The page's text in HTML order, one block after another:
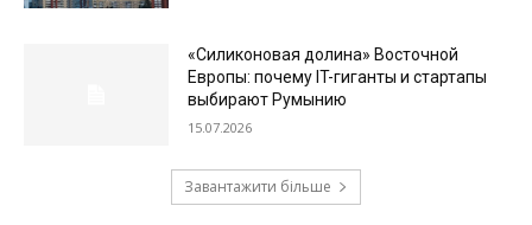
«Силиконовая долина» Восточной
Европы: почему IT-гиганты и стартапы
выбирают Румынию
15.07.2026
Завантажити більше